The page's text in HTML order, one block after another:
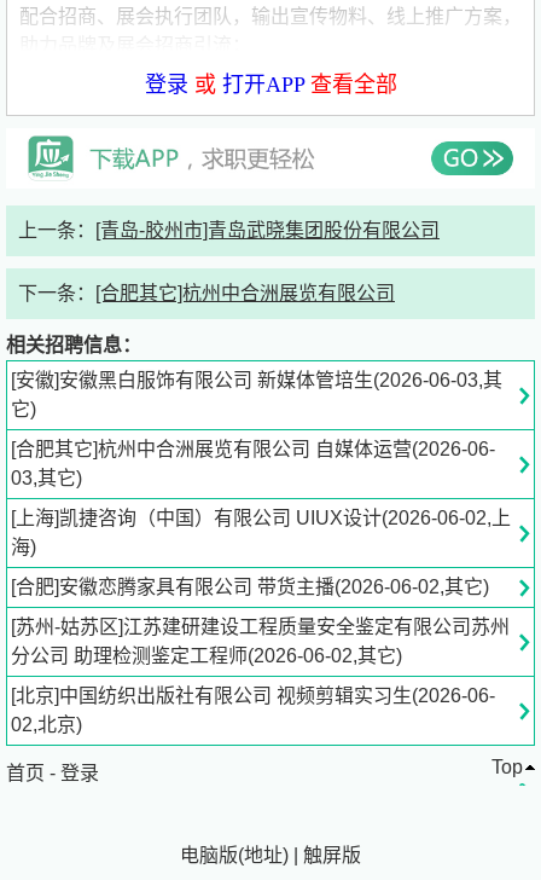
配合招商、展会执行团队，输出宣传物料、线上推广方案，
对接外部媒体、达人资源，开展线上合作与宣传推广。
任职要求
先；
熟练使用剪映、PS等工具，能独立拍摄、剪辑短视频、制
作基础图文；
网感强，文笔流畅，懂热点玩法，擅长选题和内容创作；
熟悉各大平台规则与运营逻辑，具备数据分析能力；
工作主动有创意，沟通协作能力良好，能配合展会节点加
班，短期出差协助现场宣传。
福利待遇
底薪 绩效，内容奖励，出差补贴，定期团建，内容奖励，
出差补贴，定期团建。
职业发展
新媒体运营 → 资深新媒体运营 → 新媒体主管 → 品牌运营
经理 → 市场总监
登录 或 打开APP查看全部
上一条： [青岛-胶州市]青岛武晓集团股份有限公司
下一条： [合肥其它]杭州中合洲展览有限公司
相关招聘信息：
[安徽]安徽黑白服饰有限公司 新媒体管培生(2026-06-03,其
它)
[合肥其它]杭州中合洲展览有限公司 自媒体运营(2026-06-
03,其它)
[上海]凯捷咨询（中国）有限公司 UIUX设计(2026-06-02,上
海)
[合肥]安徽恋腾家具有限公司 带货主播(2026-06-02,其它)
[苏州-姑苏区]江苏建研建设工程质量安全鉴定有限公司苏州
分公司 助理检测鉴定工程师(2026-06-02,其它)
[北京]中国纺织出版社有限公司 视频剪辑实习生(2026-06-
02,北京)
首页 - 登录 Top
电脑版(地址) 触屏版